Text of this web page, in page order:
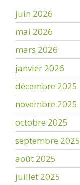
juin 2026
mai 2026
mars 2026
janvier 2026
décembre 2025
novembre 2025
octobre 2025
septembre 2025
août 2025
juillet 2025